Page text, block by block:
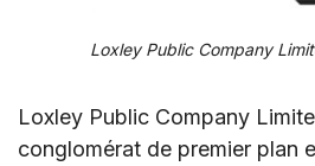
Loxley Public Company
Loxley Public Company
conglomérat de premier plan